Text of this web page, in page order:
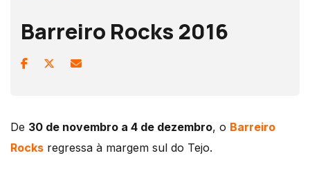
Barreiro Rocks 2016
De 30 de novembro a 4 de dezembro, o Barreiro
Rocks regressa à margem sul do Tejo.